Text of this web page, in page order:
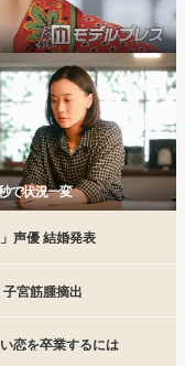
で状況一変
」声優 結婚発表
宮筋腫摘出
恋を卒業するには